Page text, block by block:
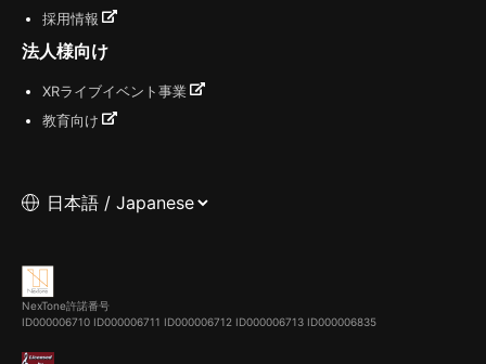
採用情報
法人様向け
XRライブイベント事業
教育向け
NexTone許諾番号
ID000006710 ID000006711 ID000006712 ID000006713 ID000006835